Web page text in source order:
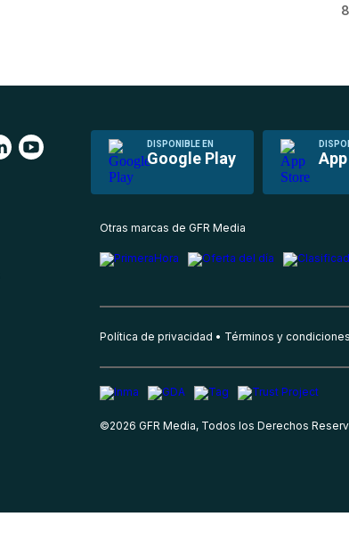
DISPONIBLE EN
Google Play
Otras marcas de GFR Media
Política de privacidad Términos y condiciones
©2026 GFR Media, Todos los Derechos